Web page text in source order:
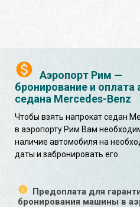
Аэропорт Рим —
бронирование и оплата
седана Mercedes-Benz
Чтобы взять напрокат седан
в аэропорту Рим Вам
наличие автомобиля на
даты и забронировать его.
Предоплата для
бронирования машины в